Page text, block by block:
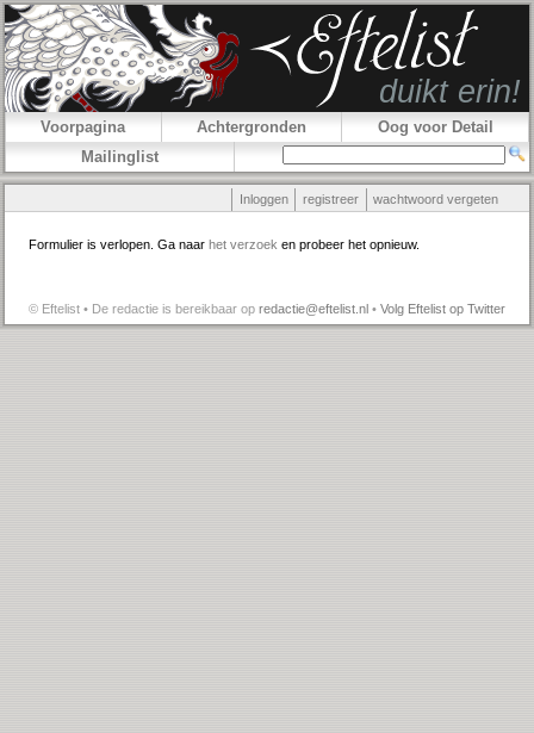
Voorpagina Achtergronden
Oog voor Detail
Mailinglist
Inloggen registreer wachtwoord vergeten
Formulier is verlopen. Ga naar het verzoek en probeer het opnieuw.
© Eftelist • De redactie is bereikbaar op redactie@eftelist.nl • Volg Eftelist op Twitter